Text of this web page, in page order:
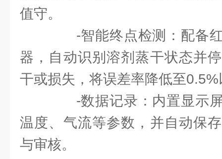
值守。
-智能终点检测：配备红
器，自动识别溶剂蒸干状态并
干或损失，将误差率降低至
-数据记录：内置显示屏
温度、气流等参数，并自动保
与审核。